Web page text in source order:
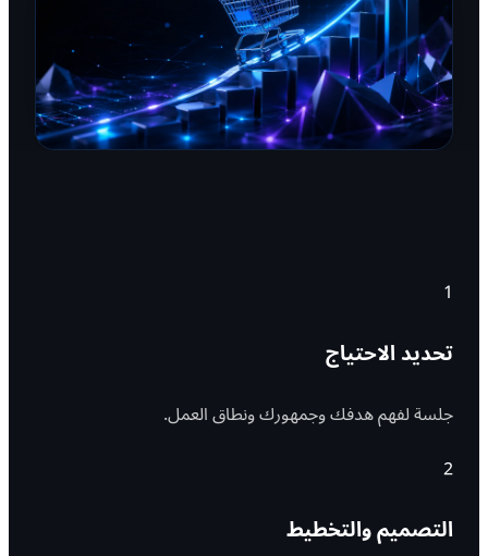
1
تحديد الاحتياج
جلسة لفهم هدفك وجمهورك ونطاق العمل.
2
التصميم والتخطيط